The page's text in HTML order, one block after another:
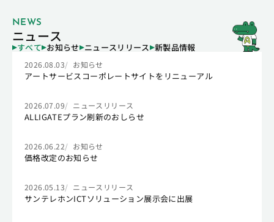
NEWS
ニュース
すべて お知らせ ニュースリリース 新製品情報
2026.08.03 お知らせ
アートサービスコーポレートサイトをリニューアル
2026.07.09 ニュースリリース
ALLIGATEプラン刷新のおしらせ
2026.06.22 お知らせ
価格改定のお知らせ
2026.05.13 ニュースリリース
サンテレホンICTソリューション展示会に出展